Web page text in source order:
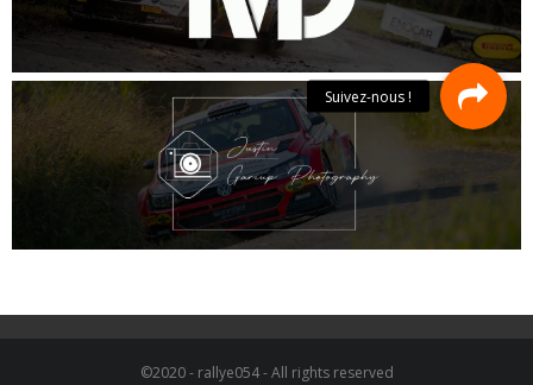
©2020 - rallye054 - All rights reserved